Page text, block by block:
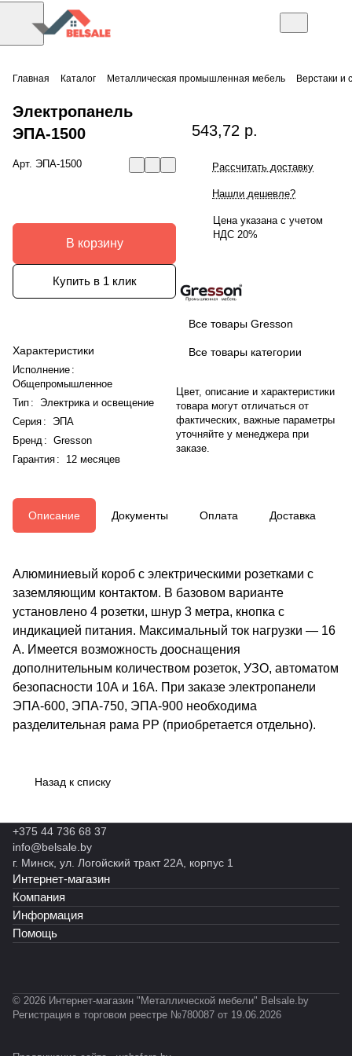
Главная Каталог Металлическая промышленная мебель Верстаки и
Электропанель
ЭПА-1500
Арт. ЭПА-1500
В корзину
Купить в 1 клик
Характеристики
Исполнение :
Общепромышленное
Тип :
Электрика и освещение
Серия :
ЭПА
Бренд : Gresson
Гарантия : 12 месяцев
543,72 р.
Рассчитать доставку
Нашли дешевле?
Цена указана с учетом
НДС 20%
Все товары Gresson
Все товары категории
Цвет, описание и характеристики
товара могут отличаться от
фактических, важные параметры
уточняйте у менеджера при
заказе.
Описание Документы Оплата Доставка
Алюминиевый короб с электрическими розетками с
заземляющим контактом. В базовом варианте
установлено 4 розетки, шнур 3 метра, кнопка с
индикацией питания. Максимальный ток нагрузки — 16
А. Имеется возможность дооснащения
дополнительным количеством розеток, УЗО, автоматом
безопасности 10А и 16А. При заказе электропанели
ЭПА-600, ЭПА-750, ЭПА-900 необходима
разделительная рама РР (приобретается отдельно).
Назад к списку
+375 44 736 68 37
info@belsale.by
г. Минск, ул. Логойский тракт 22А, корпус 1
Интернет-магазин
Компания
Информация
Помощь
© 2026 Интернет-магазин "Металлической мебели" Belsale.by
Регистрация в торговом реестре №780087 от 19.06.2026